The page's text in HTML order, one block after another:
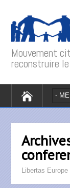
Mouvement
reconstruire
Libertas Europe